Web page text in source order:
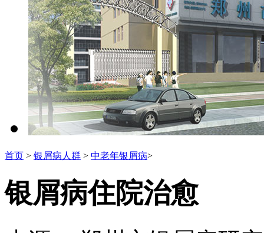
首页 > 银屑病人群 > 中老年银屑病>
银屑病住院治愈